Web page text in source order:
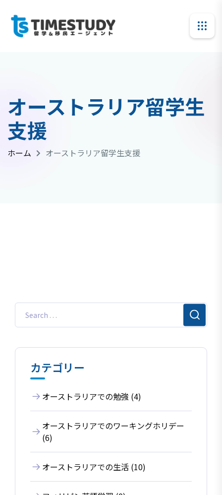
オーストラリア留学生
支援
ホーム オーストラリア留学生支援
カテゴリー
オーストラリアでの勉強 (4)
オーストラリアでのワーキングホリデー
(6)
オーストラリアでの生活 (10)